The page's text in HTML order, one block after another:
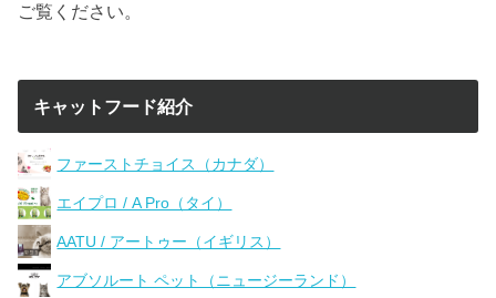
ご覧ください。
キャットフード紹介
ファーストチョイス（カナダ）
エイプロ / A Pro（タイ）
AATU / アートゥー（イギリス）
アブソルート ペット（ニュージーランド）